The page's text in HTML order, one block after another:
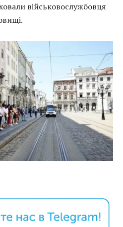
військовослужбовця